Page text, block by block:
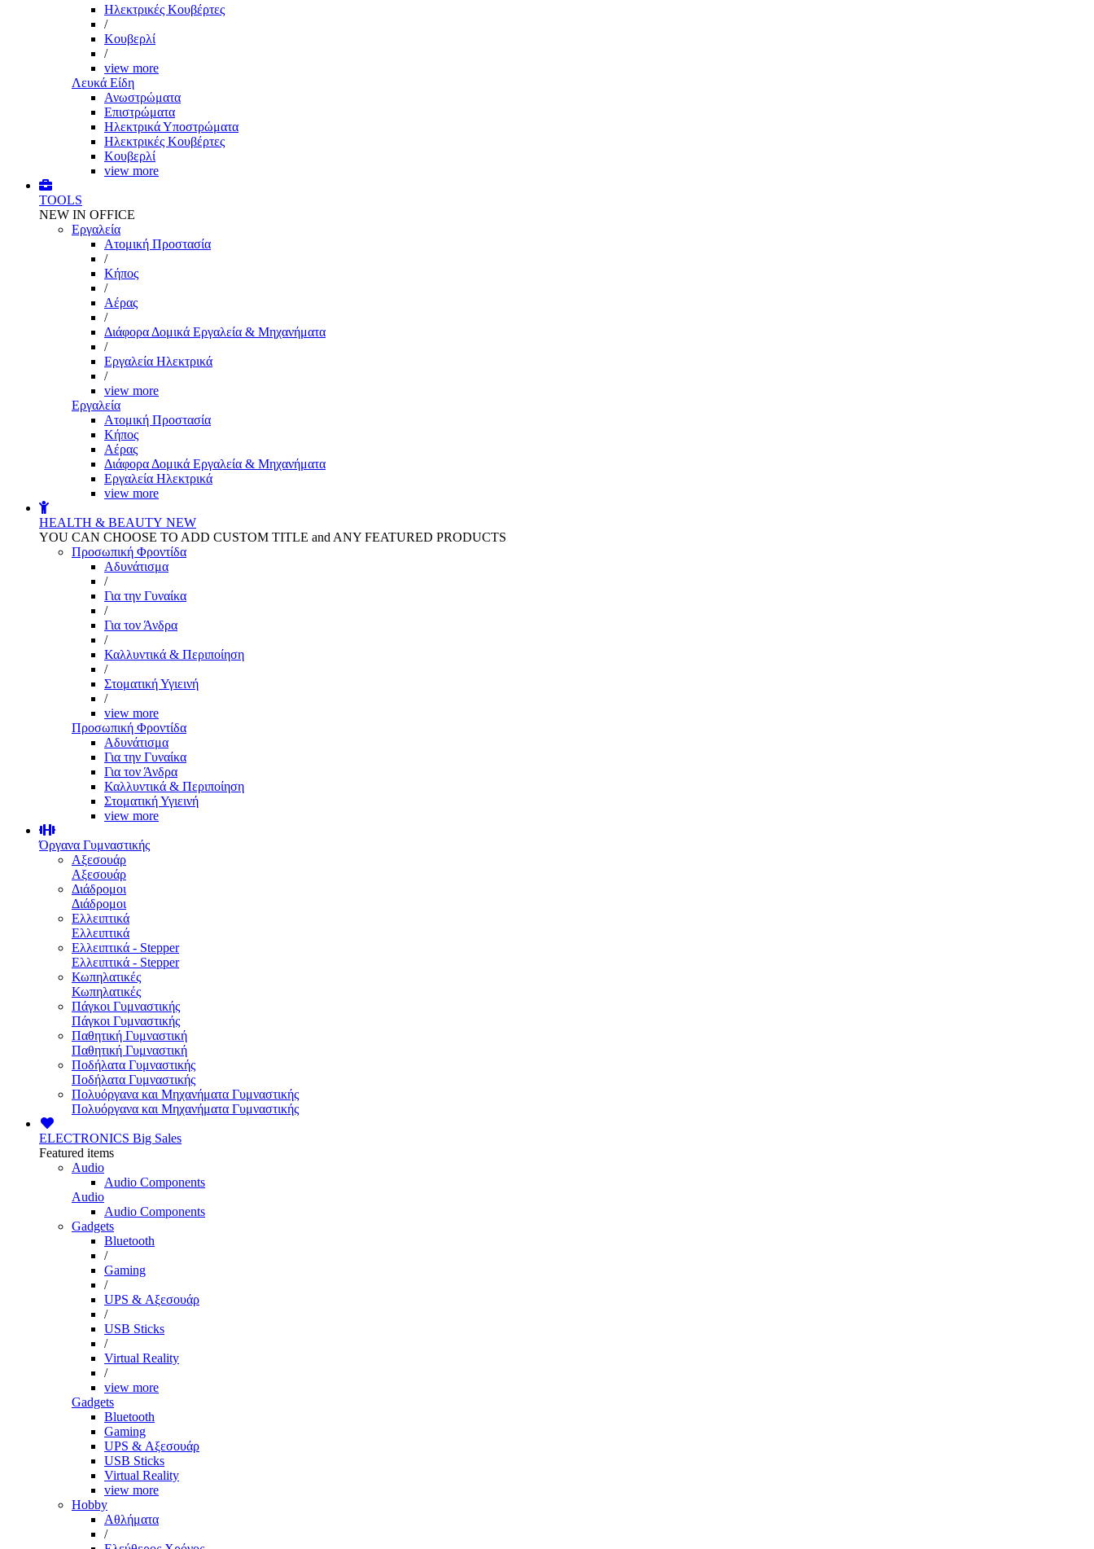
Ηλεκτρικές Κουβέρτες
/
Κουβερλί
/
view more
Λευκά Είδη
Ανωστρώματα
Επιστρώματα
Ηλεκτρικά Υποστρώματα
Ηλεκτρικές Κουβέρτες
Κουβερλί
view more
TOOLS
NEW IN OFFICE
Εργαλεία
Aτομική Προστασία
/
Kήπος
/
Αέρας
/
Διάφορα Δομικά Εργαλεία & Μηχανήματα
/
Εργαλεία Ηλεκτρικά
/
view more
Εργαλεία
Aτομική Προστασία
Kήπος
Αέρας
Διάφορα Δομικά Εργαλεία & Μηχανήματα
Εργαλεία Ηλεκτρικά
view more
HEALTH & BEAUTY NEW
YOU CAN CHOOSE TO ADD CUSTOM TITLE and ANY FEATURED PRODUCTS
Προσωπική Φροντίδα
Αδυνάτισμα
/
Για την Γυναίκα
/
Για τον Άνδρα
/
Καλλυντικά & Περιποίηση
/
Στοματική Υγιεινή
/
view more
Προσωπική Φροντίδα
Αδυνάτισμα
Για την Γυναίκα
Για τον Άνδρα
Καλλυντικά & Περιποίηση
Στοματική Υγιεινή
view more
Όργανα Γυμναστικής
Αξεσουάρ
Αξεσουάρ
Διάδρομοι
Διάδρομοι
Ελλειπτικά
Ελλειπτικά
Ελλειπτικά - Stepper
Ελλειπτικά - Stepper
Κωπηλατικές
Κωπηλατικές
Πάγκοι Γυμναστικής
Πάγκοι Γυμναστικής
Παθητική Γυμναστική
Παθητική Γυμναστική
Ποδήλατα Γυμναστικής
Ποδήλατα Γυμναστικής
Πολυόργανα και Μηχανήματα Γυμναστικής
Πολυόργανα και Μηχανήματα Γυμναστικής
ELECTRONICS Big Sales
Featured items
Audio
Audio Components
Audio
Audio Components
Gadgets
Bluetooth
/
Gaming
/
UPS & Αξεσουάρ
/
USB Sticks
/
Virtual Reality
/
view more
Gadgets
Bluetooth
Gaming
UPS & Αξεσουάρ
USB Sticks
Virtual Reality
view more
Hobby
Αθλήματα
/